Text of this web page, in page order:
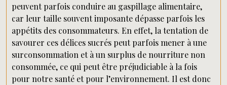
peuvent parfois conduire au gaspillage alimentaire,
car leur taille souvent imposante dépasse parfois les
appétits des consommateurs. En effet, la tentation de
savourer ces délices sucrés peut parfois mener à une
surconsommation et à un surplus de nourriture non
consommée, ce qui peut être préjudiciable à la fois
pour notre santé et pour l’environnement. Il est donc